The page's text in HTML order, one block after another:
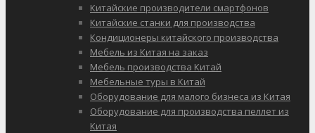
Китайские производители смартфонов
Китайские станки для производства
Кондиционеры китайского производства
Мебель из Китая на заказ
Мебель производства Китай
Мебельные туры в Китай
Оборудование для малого бизнеса из Китая
Оборудование для производства пеллет из
Китая